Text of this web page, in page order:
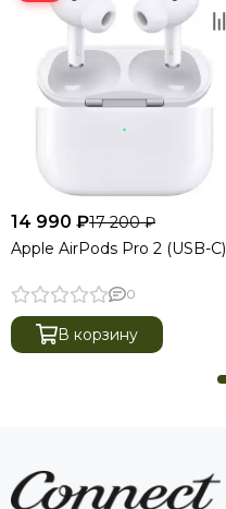
14 990 ₽17 200 ₽
Apple AirPods Pro 2 (USB-C)
0
В корзину